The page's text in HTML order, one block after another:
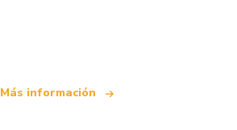
Más información